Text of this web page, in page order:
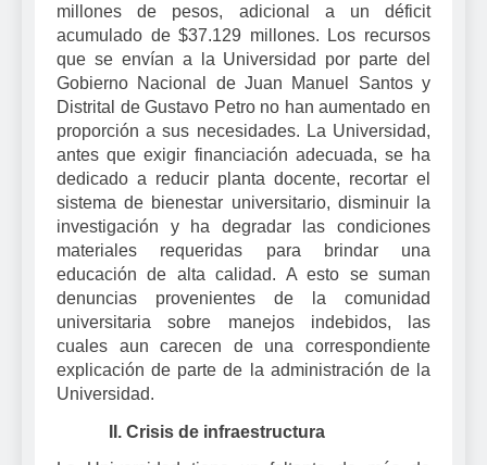
millones de pesos, adicional a un déficit
acumulado de $37.129 millones. Los recursos
que se envían a la Universidad por parte del
Gobierno Nacional de Juan Manuel Santos y
Distrital de Gustavo Petro no han aumentado en
proporción a sus necesidades. La Universidad,
antes que exigir financiación adecuada, se ha
dedicado a reducir planta docente, recortar el
sistema de bienestar universitario, disminuir la
investigación y ha degradar las condiciones
materiales requeridas para brindar una
educación de alta calidad. A esto se suman
denuncias provenientes de la comunidad
universitaria sobre manejos indebidos, las
cuales aun carecen de una correspondiente
explicación de parte de la administración de la
Universidad.
II. Crisis de infraestructura